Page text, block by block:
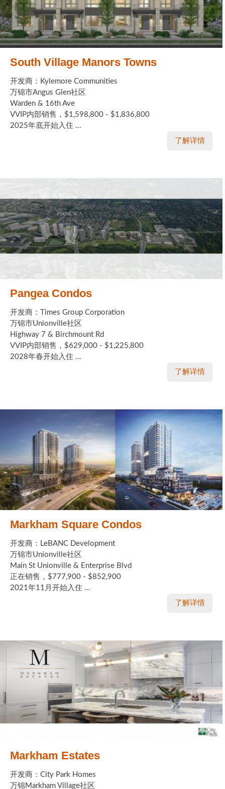
South Village Manors Towns
开发商：Kylemore Communities
万锦市Angus Glen社区
Warden & 16th Ave
VVIP内部销售，$1,598,800 - $1,836,800
2025年底开始入住 ...
了解详情
Pangea Condos
开发商：Times Group Corporation
万锦市Unionville社区
Highway 7 & Birchmount Rd
VVIP内部销售，$629,000 - $1,225,800
2028年春开始入住 ...
了解详情
Markham Square Condos
开发商：LeBANC Development
万锦市Unionville社区
Main St Unionville & Enterprise Blvd
正在销售，$777,900 - $852,900
2021年11月开始入住 ...
了解详情
Markham Estates
开发商：City Park Homes
万锦Markham Village社区